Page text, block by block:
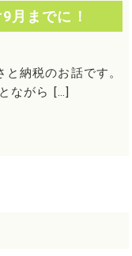
月までに！
納税のお話です。
ながら […]